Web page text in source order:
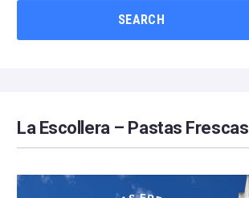
SEARCH
La Escollera – Pastas Frescas